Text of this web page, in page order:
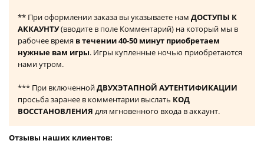
** При оформлении заказа вы указываете нам ДОСТУПЫ К
АККАУНТУ(вводите в поле Комментарий) на который мы в
рабочее время в течении 40-50 минут приобретаем
нужные вам игры. Игры купленные ночью приобретаются
нами утром.
*** При включеннойДВУХЭТАПНОЙ АУТЕНТИФИКАЦИИ
просьба заранее в комментарии выслать КОД
ВОССТАНОВЛЕНИЯ для мгновенного входа в аккаунт.
Отзывы наших клиентов: